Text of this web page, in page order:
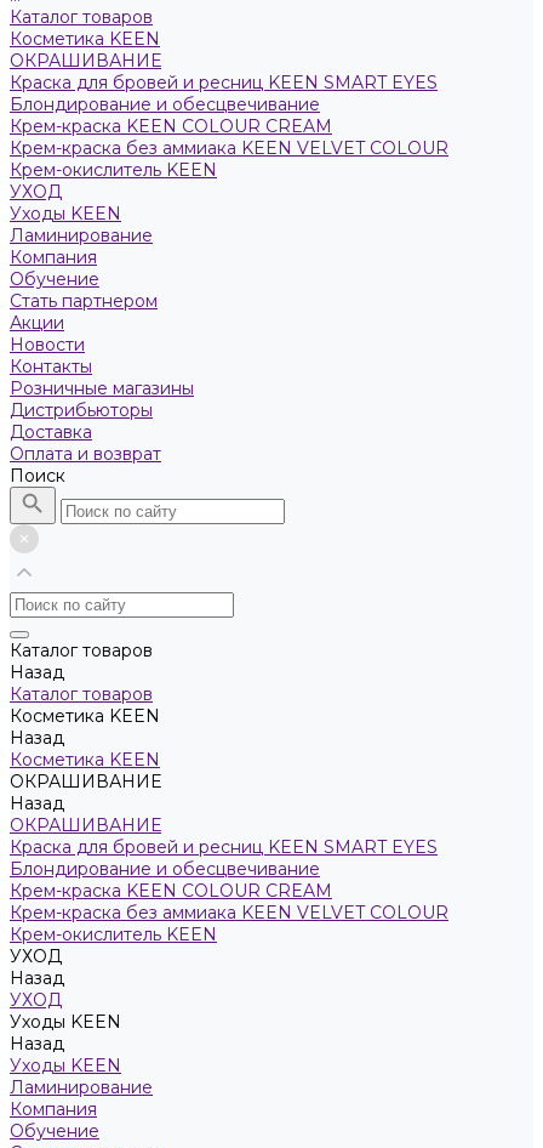
Каталог товаров
Косметика KEEN
ОКРАШИВАНИЕ
Краска для бровей и ресниц KEEN SMART EYES
Блондирование и обесцвечивание
Крем-краска KEEN COLOUR CREAM
Крем-краска без аммиака KEEN VELVET COLOUR
Крем-окислитель KEEN
УХОД
Уходы KEEN
Ламинирование
Компания
Обучение
Стать партнером
Акции
Новости
Контакты
Розничные магазины
Дистрибьюторы
Доставка
Оплата и возврат
Поиск
Каталог товаров
Назад
Каталог товаров
Косметика KEEN
Назад
Косметика KEEN
ОКРАШИВАНИЕ
Назад
ОКРАШИВАНИЕ
Краска для бровей и ресниц KEEN SMART EYES
Блондирование и обесцвечивание
Крем-краска KEEN COLOUR CREAM
Крем-краска без аммиака KEEN VELVET COLOUR
Крем-окислитель KEEN
УХОД
Назад
УХОД
Уходы KEEN
Назад
Уходы KEEN
Ламинирование
Компания
Обучение